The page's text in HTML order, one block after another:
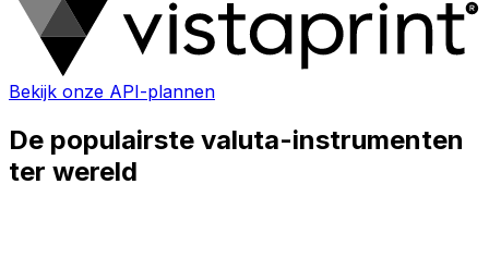
Bekijk onze API-plannen
De populairste valuta-instrumenten
ter wereld